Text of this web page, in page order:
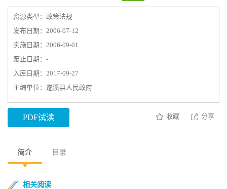
资源类型：政策法规
发布日期：2006-07-12
实施日期：2006-09-01
废止日期：-
入库日期：2017-09-27
主编单位：遂溪县人民政府
PDF试读 收藏 分享
简介 目录
相关阅读